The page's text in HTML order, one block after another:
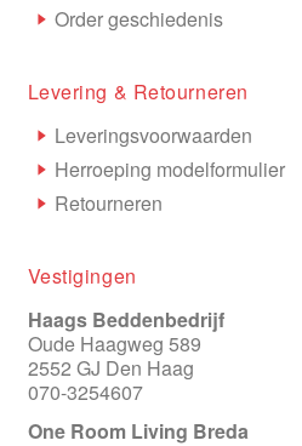
Order geschiedenis
Levering & Retourneren
Leveringsvoorwaarden
Herroeping modelformulier
Retourneren
Vestigingen
Haags Beddenbedrijf
Oude Haagweg 589
2552 GJ Den Haag
070-3254607
One Room Living Breda